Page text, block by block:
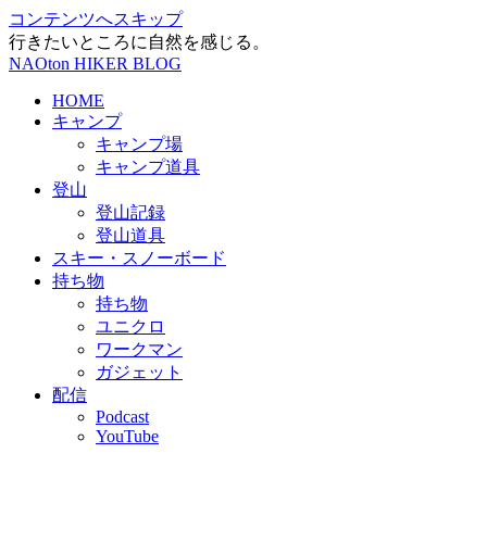
コンテンツへスキップ
行きたいところに自然を感じる。
NAOton HIKER BLOG
HOME
キャンプ
キャンプ場
キャンプ道具
登山
登山記録
登山道具
スキー・スノーボード
持ち物
持ち物
ユニクロ
ワークマン
ガジェット
配信
Podcast
YouTube